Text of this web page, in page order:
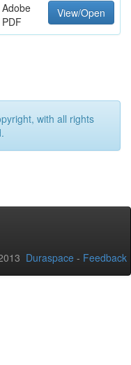
Adobe
PDF
View/Open
with all rights
Duraspace - Feedback